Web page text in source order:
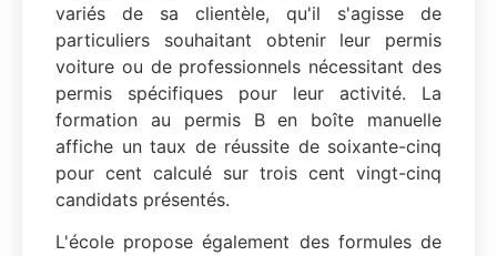
variés de sa clientèle, qu'il s'agisse de
particuliers souhaitant obtenir leur permis
voiture ou de professionnels nécessitant des
permis spécifiques pour leur activité. La
formation au permis B en boîte manuelle
affiche un taux de réussite de soixante-cinq
pour cent calculé sur trois cent vingt-cinq
candidats présentés.
L'école propose également des formules de